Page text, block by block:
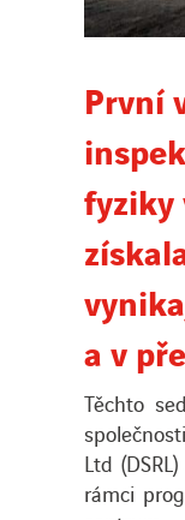
for:
První
fyziky
a v
Těchto
Ltd
rámci